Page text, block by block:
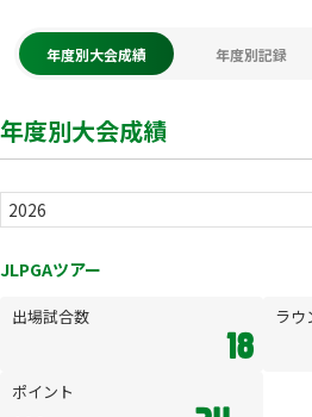
年度別大会成績 年度別記録
年度別大会成績
JLPGAツアー
出場試合数
18
ラウ
ポイント